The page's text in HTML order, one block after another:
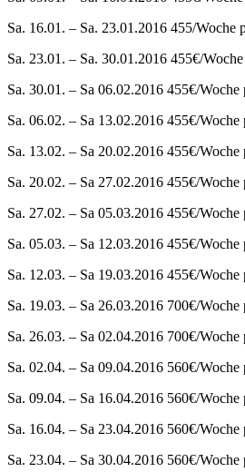
Sa. 16.01. – Sa. 23.01.2016 455/Woche
Sa. 23.01. – Sa. 30.01.2016 455€/
Sa. 30.01. – Sa 06.02.2016 455€/Woche
Sa. 06.02. – Sa 13.02.2016 455€/Woche
Sa. 13.02. – Sa 20.02.2016 455€/Woche
Sa. 20.02. – Sa 27.02.2016 455€/Woche
Sa. 27.02. – Sa 05.03.2016 455€/Woche
Sa. 05.03. – Sa 12.03.2016 455€/Woche
Sa. 12.03. – Sa 19.03.2016 455€/Woche
Sa. 19.03. – Sa 26.03.2016 700€/Woche
Sa. 26.03. – Sa 02.04.2016 700€/Woche
Sa. 02.04. – Sa 09.04.2016 560€/Woche
Sa. 09.04. – Sa 16.04.2016 560€/Woche
Sa. 16.04. – Sa 23.04.2016 560€/Woche
Sa. 23.04. – Sa 30.04.2016 560€/Woche